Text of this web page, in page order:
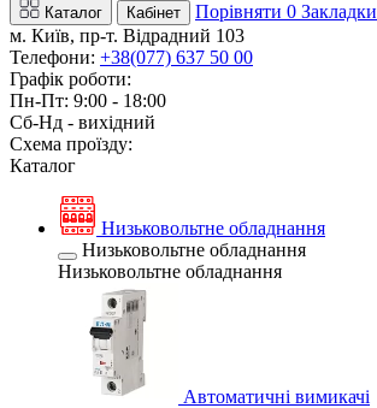
Каталог Кабінет Порівняти 0 Закладки
м. Київ, пр-т. Відрадний 103
Телефони: +38(077) 637 50 00
Графік роботи:
Пн-Пт: 9:00 - 18:00
Сб-Нд - вихідний
Схема проїзду:
Каталог
Низьковольтне обладнання
Низьковольтне обладнання
Низьковольтне обладнання
Автоматичні вимикачі